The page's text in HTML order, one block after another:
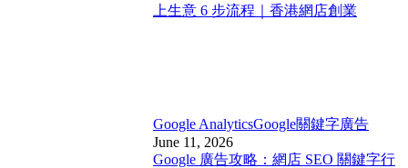
上生意 6 步流程｜香港網店創業
Google AnalyticsGoogle關鍵字廣告
June 11, 2026
Google 廣告攻略：網店 SEO 關鍵字行